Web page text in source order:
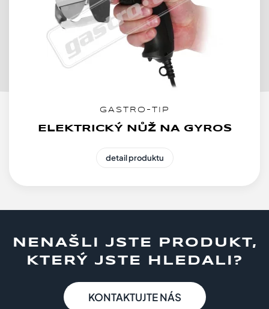
GASTRO-TIP
ELEKTRICKÝ NŮŽ NA GYROS
detail produktu
NENAŠLI JSTE PRODUKT,
KTERÝ JSTE HLEDALI?
KONTAKTUJTE NÁS